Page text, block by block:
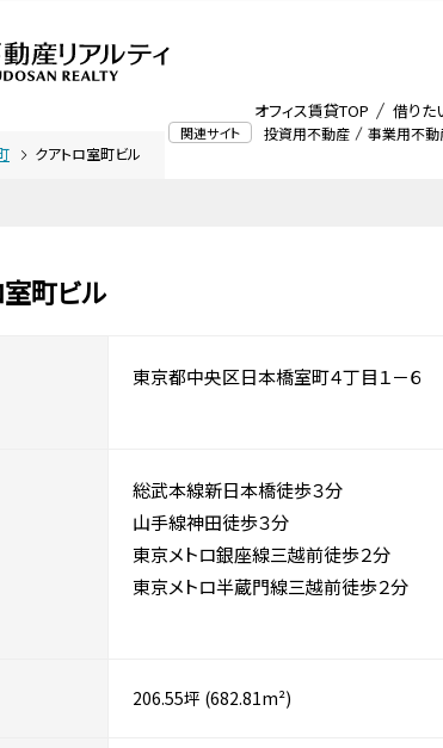
関連サイト 投資用不動産 事業用不動
オフィス賃貸TOP 借りた
クアトロ室町ビル
室町ビル
東京都中央区日本橋室町４丁目１－６
総武本線新日本橋徒歩３分
山手線神田徒歩３分
東京メトロ銀座線三越前徒歩２分
東京メトロ半蔵門線三越前徒歩２分
206.55坪 (682.81m²)